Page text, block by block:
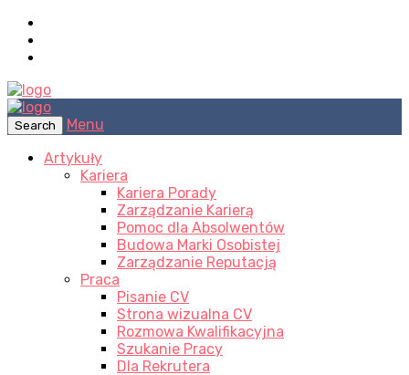
Search
Menu
Artykuły
Kariera
Kariera Porady
Zarządzanie Karierą
Pomoc dla Absolwentów
Budowa Marki Osobistej
Zarządzanie Reputacją
Praca
Pisanie CV
Strona wizualna CV
Rozmowa Kwalifikacyjna
Szukanie Pracy
Dla Rekrutera